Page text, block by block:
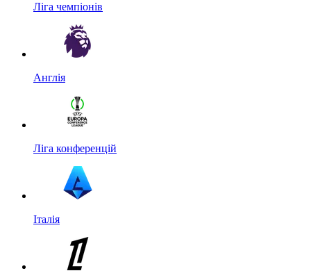
Ліга чемпіонів
Англія
Ліга конференцій
Італія